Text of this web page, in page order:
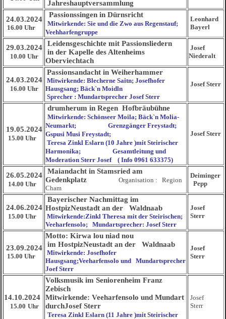
Jahreshauptversammlung
24.03.2024
16.00 Uhr
Passionssingen in Dürnsricht
Mitwirkende: Sie und die Zwo aus Regenstauf;
Veehharfengruppe
Leonhard
Bayerl
29.03.2024
10.00 Uhr
Leidensgeschichte mit Passionsliedern
in der Kapelle des Altenheims
Oberviechtach
Josef
Niederalt
24.03.2024
16.00 Uhr
Passionsandacht in Weiherhammer
Mitwirkende: Blecherne Saitn; Josefhofer
Hausgsang; Bäck`n Moidln
Sprecher : Mundartsprecher Josef Sterr
Josef Sterr
19.05.2024
15.00 Uhr
drumherum in Regen Hofbräubühne
Mitwirkende: Schönseer Moila; Bäck`n Molia-
Neumarkt; Grenzgänger Freystadt;
Gspusi Musi Freystadt;
Teresa Zinkl Eslarn (10 Jahre )mit Steirischer
Harmonika; Gesamtleitung und
Moderation Sterr Josef ( Info 0961 633375)
Josef Sterr
26.05.2024
14.00 Uhr
Maiandacht in Stamsried am
Gedenkplatz
Organisation : Region
Cham
Deiminger
Pepp
24.06.2024
15.00 Uhr
Bayerischer Nachmittag im
HostpizNeustadt an der Waldnaab
Mitwirkende:Zinkl Theresa mit der Steirischen;
Veeharfensolo; Mundartsprecher: Josef Sterr
Josef
Sterr
23.09.2024
15.00 Uhr
Motto: Kirwa lou niad nou
im HostpizNeustadt an der Waldnaab
Mitwirkende: Josefhofer
Hausgsang;Veeharfensolo und Mundartsprecher
Joef Sterr
Josef
Sterr
14.10.2024
15.00 Uhr
Volksmusik im Seniorenheim Franz
Zebisch
Mitwirkende: Veeharfensolo und Mundart
durchJosef Sterr
Teresa Zinkl Eslarn (11 Jahre )mit Steirischer
Josef
Sterr